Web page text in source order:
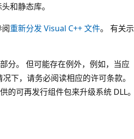
和静态库。
重新分发 Visual C++ 文件。 有关示
分。 但可能存在例外，例如，当应
下，请务必阅读相应的许可条款。
可再发行组件包来升级系统 DLL。